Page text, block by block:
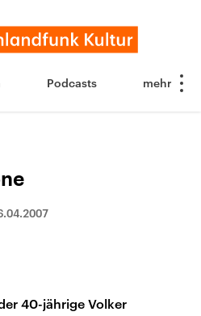
Podcasts
40-jährige Volker